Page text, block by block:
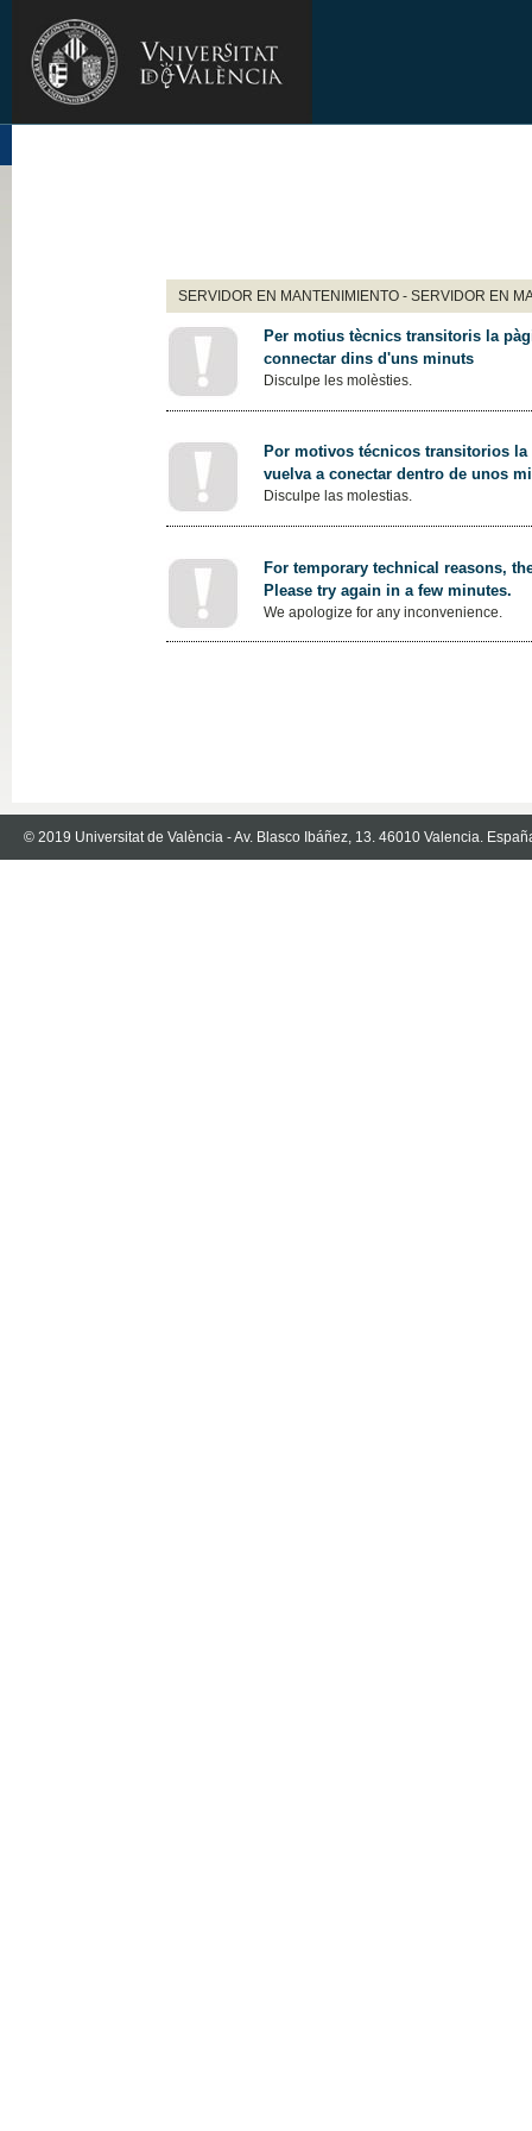
SERVIDOR EN MANTENIMIENTO - SERVIDOR EN
Per motius tècnics transitoris la
connectar dins d'uns minuts
Disculpe les molèsties.
Por motivos técnicos transitorios
vuelva a conectar dentro de unos
Disculpe las molestias.
For temporary technical reasons,
Please try again in a few minutes.
We apologize for any inconvenience.
© 2019 Universitat de València - Av. Blasco Ibáñez, 13. 46010 Valencia.